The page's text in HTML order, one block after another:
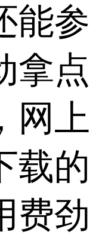
能参
拿点
网上
载的
费劲